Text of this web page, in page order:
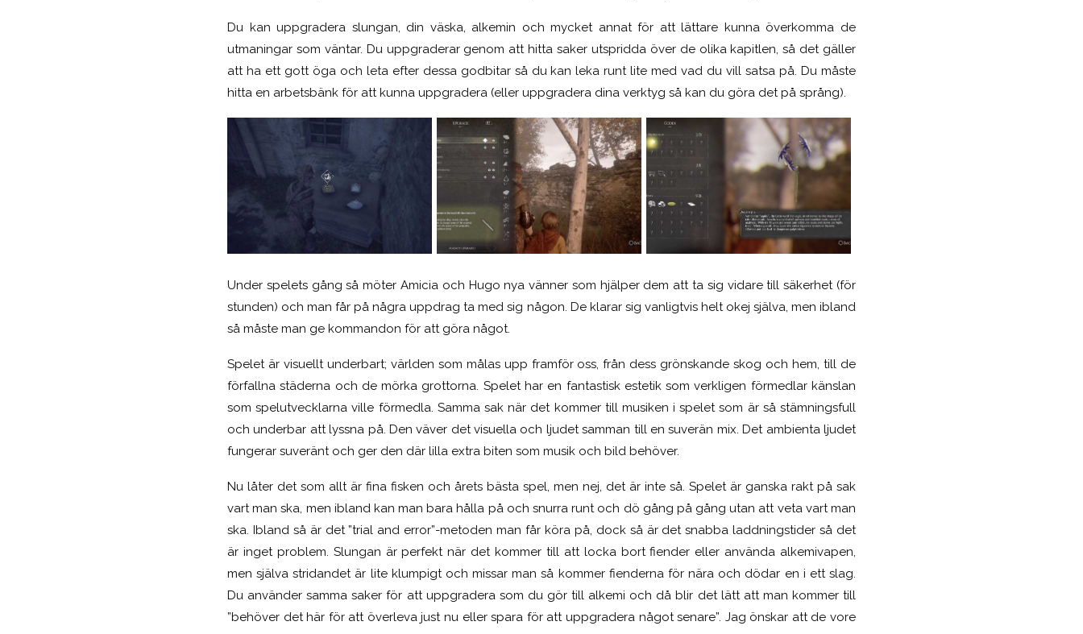
Du kan uppgradera slungan, din väska, alkemin och mycket annat för att lättare kunna överkomma de
utmaningar som väntar. Du uppgraderar genom att hitta saker utspridda över de olika kapitlen, så det gäller
att ha ett gott öga och leta efter dessa godbitar så du kan leka runt lite med vad du vill satsa på. Du måste
hitta en arbetsbänk för att kunna uppgradera (eller uppgradera dina verktyg så kan du göra det på språng).
Under spelets gång så möter Amicia och Hugo nya vänner som hjälper dem att ta sig vidare till säkerhet (för
stunden) och man får på några uppdrag ta med sig någon. De klarar sig vanligtvis helt okej själva, men ibland
så måste man ge kommandon för att göra något.
Spelet är visuellt underbart; världen som målas upp framför oss, från dess grönskande skog och hem, till de
förfallna städerna och de mörka grottorna. Spelet har en fantastisk estetik som verkligen förmedlar känslan
som spelutvecklarna ville förmedla. Samma sak när det kommer till musiken i spelet som är så stämningsfull
och underbar att lyssna på. Den väver det visuella och ljudet samman till en suverän mix. Det ambienta ljudet
fungerar suveränt och ger den där lilla extra biten som musik och bild behöver.
Nu låter det som allt är fina fisken och årets bästa spel, men nej, det är inte så. Spelet är ganska rakt på sak
vart man ska, men ibland kan man bara hålla på och snurra runt och dö gång på gång utan att veta vart man
ska. Ibland så är det ”trial and error”-metoden man får köra på, dock så är det snabba laddningstider så det
är inget problem. Slungan är perfekt när det kommer till att locka bort fiender eller använda alkemivapen,
men själva stridandet är lite klumpigt och missar man så kommer fienderna för nära och dödar en i ett slag.
Du använder samma saker för att uppgradera som du gör till alkemi och då blir det lätt att man kommer till
”behöver det här för att överleva just nu eller spara för att uppgradera något senare”. Jag önskar att de vore